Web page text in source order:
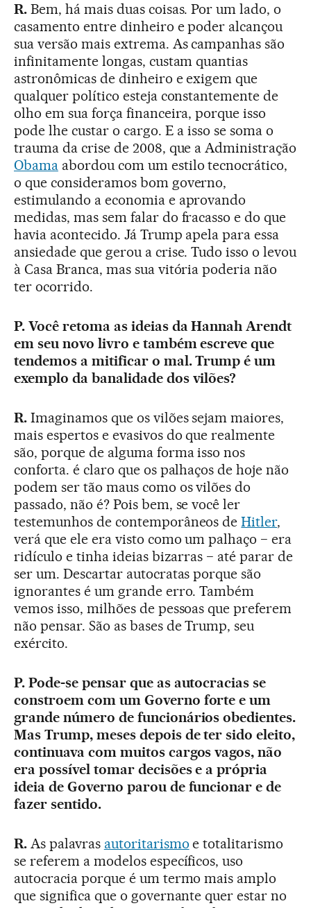
R.Bem, há mais duas coisas. Por um lado, o
casamento entre dinheiro e poder alcançou
sua versão mais extrema. As campanhas são
infinitamente longas, custam quantias
astronômicas de dinheiro e exigem que
qualquer político esteja constantemente de
olho em sua força financeira, porque isso
pode lhe custar o cargo. E a isso se soma o
trauma da crise de 2008, que a Administração
Obamaabordou com um estilo tecnocrático,
o que consideramos bom governo,
estimulando a economia e aprovando
medidas, mas sem falar do fracasso e do que
havia acontecido. Já Trump apela para essa
ansiedade que gerou a crise. Tudo isso o levou
à Casa Branca, mas sua vitória poderia não
ter ocorrido.
P. Você retoma as ideias da Hannah Arendt
em seu novo livro e também escreve que
tendemos a mitificar o mal. Trump é um
exemplo da banalidade dos vilões?
R.Imaginamos que os vilões sejam maiores,
mais espertos e evasivos do que realmente
são, porque de alguma forma isso nos
conforta. é claro que os palhaços de hoje não
podem ser tão maus como os vilões do
passado, não é? Pois bem, se você ler
testemunhos de contemporâneos deHitler,
verá que ele era visto como um palhaço − era
ridículo e tinha ideias bizarras − até parar de
ser um. Descartar autocratas porque são
ignorantes é um grande erro. Também
vemos isso, milhões de pessoas que preferem
não pensar. São as bases de Trump, seu
exército.
P. Pode-se pensar que as autocracias se
constroem com um Governo forte e um
grande número de funcionários obedientes.
Mas Trump, meses depois de ter sido eleito,
continuava com muitos cargos vagos, não
era possível tomar decisões e a própria
ideia de Governo parou de funcionar e de
fazer sentido.
R.As palavras autoritarismo e totalitarismo
se referem a modelos específicos, uso
autocracia porque é um termo mais amplo
que significa que o governante quer estar no